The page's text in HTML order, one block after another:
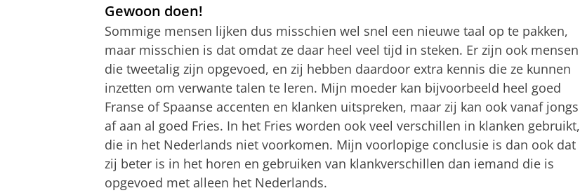
Gewoon doen!
Sommige mensen lijken dus misschien wel snel een nieuwe taal op te pakken,
maar misschien is dat omdat ze daar heel veel tijd in steken. Er zijn ook mensen
die tweetalig zijn opgevoed, en zij hebben daardoor extra kennis die ze kunnen
inzetten om verwante talen te leren. Mijn moeder kan bijvoorbeeld heel goed
Franse of Spaanse accenten en klanken uitspreken, maar zij kan ook vanaf jongs
af aan al goed Fries. In het Fries worden ook veel verschillen in klanken gebruikt,
die in het Nederlands niet voorkomen. Mijn voorlopige conclusie is dan ook dat
zij beter is in het horen en gebruiken van klankverschillen dan iemand die is
opgevoed met alleen het Nederlands.